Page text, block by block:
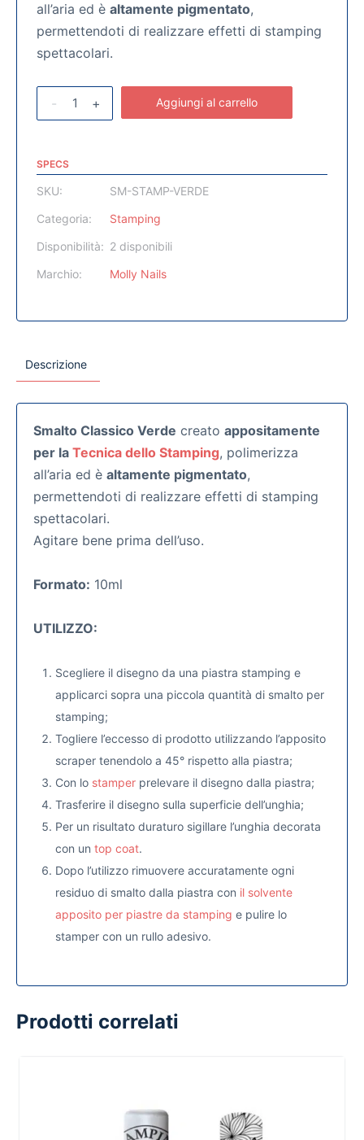
all’aria ed è altamente pigmentato,
permettendoti di realizzare effetti di stamping
spettacolari.
- + Aggiungi al carrello
SPECS
SKU:
SM-STAMP-VERDE
Categoria:
Stamping
Disponibilità: 2 disponibili
Marchio:
Molly Nails
Descrizione
Smalto Classico Verde creato appositamente
per la Tecnica dello Stamping, polimerizza
all’aria ed è altamente pigmentato,
permettendoti di realizzare effetti di stamping
spettacolari.
Agitare bene prima dell’uso.
Formato: 10ml
UTILIZZO:
Scegliere il disegno da una piastra stamping e
applicarci sopra una piccola quantità di smalto per
stamping;
Togliere l’eccesso di prodotto utilizzando l’apposito
scraper tenendolo a 45° rispetto alla piastra;
Con lo stamper prelevare il disegno dalla piastra;
Trasferire il disegno sulla superficie dell’unghia;
Per un risultato duraturo sigillare l’unghia decorata
con un top coat.
Dopo l’utilizzo rimuovere accuratamente ogni
residuo di smalto dalla piastra con il solvente
apposito per piastre da stamping e pulire lo
stamper con un rullo adesivo.
Prodotti correlati